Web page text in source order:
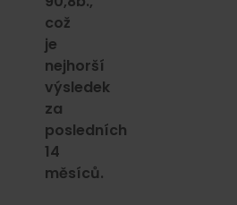
což
je
nejhorší
výsledek
za
posledních
14
měsíců.